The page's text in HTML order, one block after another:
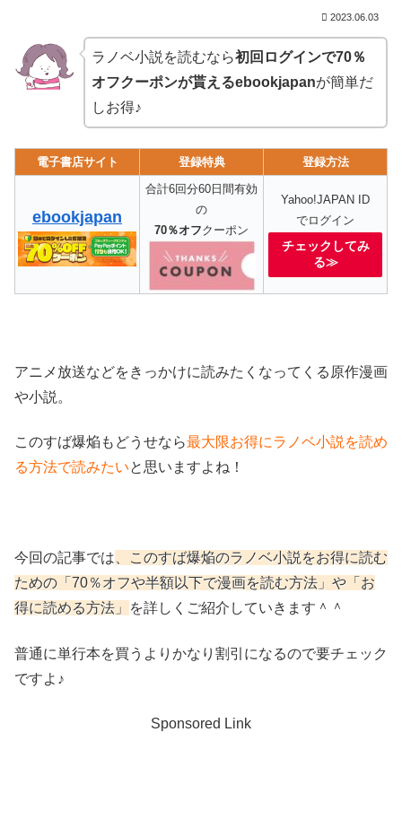
2023.06.03
ラノベ小説を読むなら初回ログインで70％
オフクーポンが貰えるebookjapanが簡単だ
しお得♪
電子書店サイト 登録特典 登録方法
ebookjapan
合計6回分60日間有効
の
70％オフクーポン
Yahoo!JAPAN ID
でログイン
チェックしてみ
る≫
アニメ放送などをきっかけに読みたくなってくる原作漫画
や小説。
このすば爆焔もどうせなら最大限お得にラノベ小説を読め
る方法で読みたいと思いますよね！
今回の記事では 、このすば爆焔のラノベ小説をお得に読む
ための「70％オフや半額以下で漫画を読む方法」や「お
得に読める方法」
を詳しくご紹介していきます＾＾
普通に単行本を買うよりかなり割引になるので要チェック
ですよ♪
Sponsored Link